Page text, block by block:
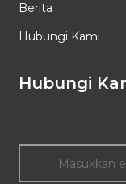
Berita
Hubungi Kami
Hubungi